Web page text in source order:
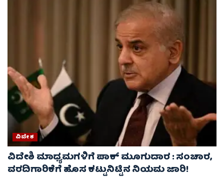
ವಿದೇಶ
ವಿದೇಶಿ ಮಾಧ್ಯಮಗಳಿಗೆ ಪಾಕ್‌ ಮೂಗುದಾರ : ಸಂಚಾರ,
ವರದಿಗಾರಿಕೆಗೆ ಹೊಸ ಕಟ್ಟುನಿಟ್ಟಿನ ನಿಯಮ ಜಾರಿ!